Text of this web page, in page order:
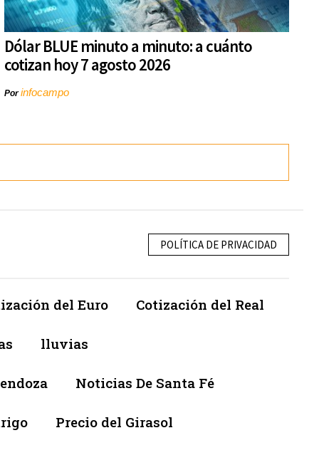
Dólar BLUE minuto a minuto: a cuánto
cotizan hoy 7 agosto 2026
Porinfocampo
POLÍTICA DE PRIVACIDAD
del Euro Cotización del Real
lluvias
Noticias De Santa Fé
Precio del Girasol